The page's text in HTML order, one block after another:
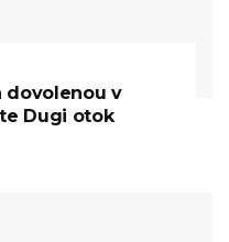
dovolenou v
Dugi otok